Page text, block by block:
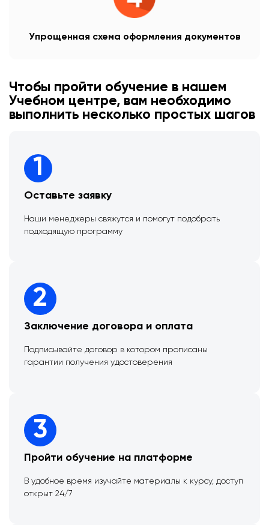
Упрощенная схема оформления документов
Чтобы пройти обучение в нашем
Учебном центре, вам необходимо
выполнить несколько простых шагов
1
Оставьте заявку
Наши менеджеры свяжутся и помогут подобрать
подходящую программу
2
Заключение договора и оплата
Подписывайте договор в котором прописаны
гарантии получения удостоверения
3
Пройти обучение на платформе
В удобное время изучайте материалы к курсу, доступ
открыт 24/7